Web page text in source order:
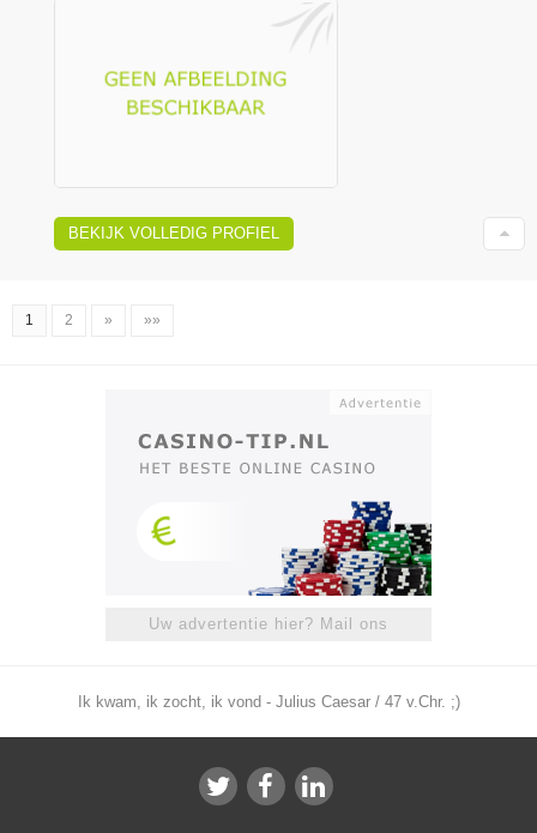
BEKIJK VOLLEDIG PROFIEL
1 2 » »»
Uw advertentie hier? Mail ons
Ik kwam, ik zocht, ik vond - Julius Caesar / 47 v.Chr. ;)